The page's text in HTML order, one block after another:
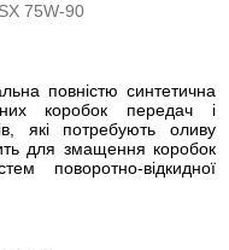
75W-90
повністю синтетична
коробок передач і
які потребують оливу
для змащення коробок
поворотно-відкидної